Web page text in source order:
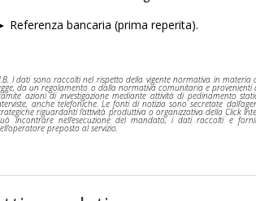
Referenza bancaria (prima reperita).
I dati sono raccolti nel rispetto della vigente normativa in
da un regolamento o dalla normativa comunitaria e
azioni di investigazione mediante attività di pedinamento
anche telefoniche. Le fonti di notizia sono secretate
riguardanti l’attività produttiva o organizzativa della Click
incontrare nell’esecuzione del mandato, i dati raccolti e
preposto al servizio.